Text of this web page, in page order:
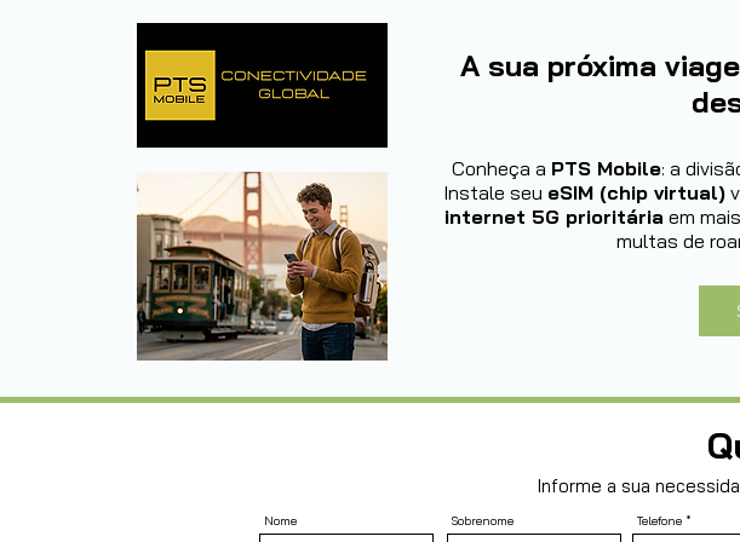
A sua próxima
Conheça a PTS Mobile: a
Instale seu eSIM (chip virtual)
internet 5G prioritária em
multas de
Informe a sua
Nome Sobrenome Telefone